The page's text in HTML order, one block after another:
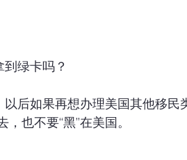
绿卡吗？
后如果再想办理美国其他移民
也不要“黑”在美国。